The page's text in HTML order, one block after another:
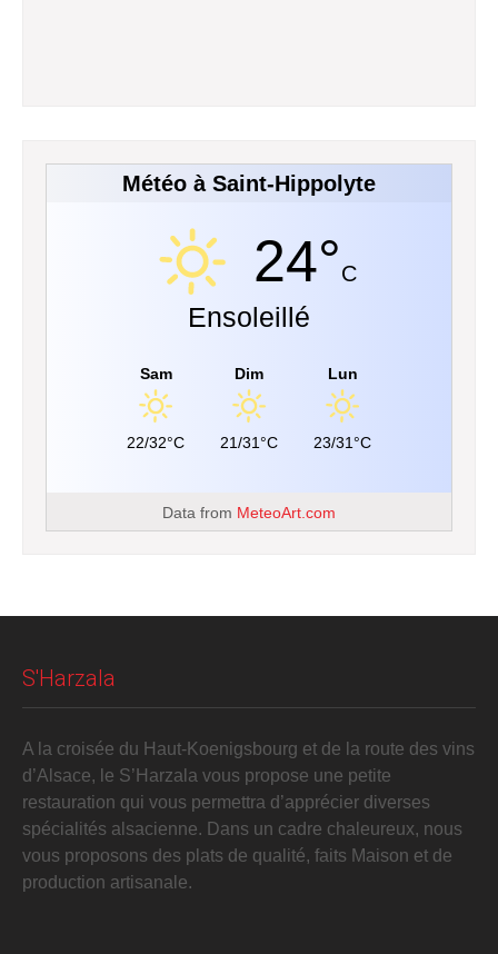
Météo à Saint-Hippolyte
24°C
Ensoleillé
Sam
22/32°C
Dim
21/31°C
Lun
23/31°C
Data from MeteoArt.com
S'Harzala
A la croisée du Haut-Koenigsbourg et de la route des vins
d’Alsace, le S’Harzala vous propose une petite
restauration qui vous permettra d’apprécier diverses
spécialités alsacienne. Dans un cadre chaleureux, nous
vous proposons des plats de qualité, faits Maison et de
production artisanale.